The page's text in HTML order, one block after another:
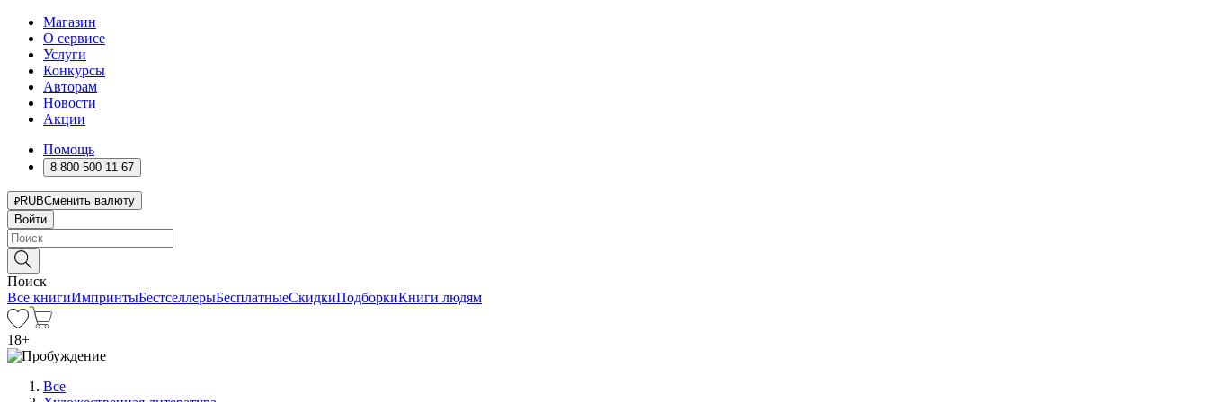
Магазин
О сервисе
Услуги
Конкурсы
Авторам
Новости
Акции
Помощь
8 800 500 11 67
RUBСменить валюту
Войти
Поиск
Все книгиИмпринтыБестселлерыБесплатныеСкидкиПодборкиКниги людям
18+
Все